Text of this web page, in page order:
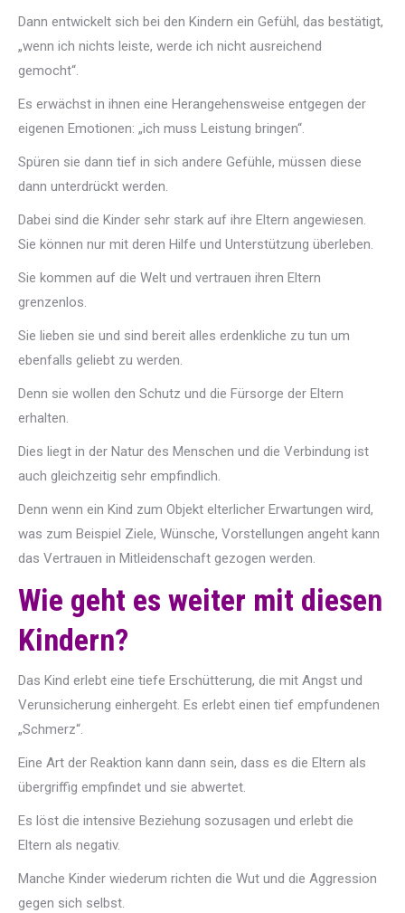
Dann entwickelt sich bei den Kindern ein Gefühl, das bestätigt,
„wenn ich nichts leiste, werde ich nicht ausreichend
gemocht“.
Es erwächst in ihnen eine Herangehensweise entgegen der
eigenen Emotionen: „ich muss Leistung bringen“.
Spüren sie dann tief in sich andere Gefühle, müssen diese
dann unterdrückt werden.
Dabei sind die Kinder sehr stark auf ihre Eltern angewiesen.
Sie können nur mit deren Hilfe und Unterstützung überleben.
Sie kommen auf die Welt und vertrauen ihren Eltern
grenzenlos.
Sie lieben sie und sind bereit alles erdenkliche zu tun um
ebenfalls geliebt zu werden.
Denn sie wollen den Schutz und die Fürsorge der Eltern
erhalten.
Dies liegt in der Natur des Menschen und die Verbindung ist
auch gleichzeitig sehr empfindlich.
Denn wenn ein Kind zum Objekt elterlicher Erwartungen wird,
was zum Beispiel Ziele, Wünsche, Vorstellungen angeht kann
das Vertrauen in Mitleidenschaft gezogen werden.
Wie geht es weiter mit diesen
Kindern?
Das Kind erlebt eine tiefe Erschütterung, die mit Angst und
Verunsicherung einhergeht. Es erlebt einen tief empfundenen
„Schmerz“.
Eine Art der Reaktion kann dann sein, dass es die Eltern als
übergriffig empfindet und sie abwertet.
Es löst die intensive Beziehung sozusagen und erlebt die
Eltern als negativ.
Manche Kinder wiederum richten die Wut und die Aggression
gegen sich selbst.